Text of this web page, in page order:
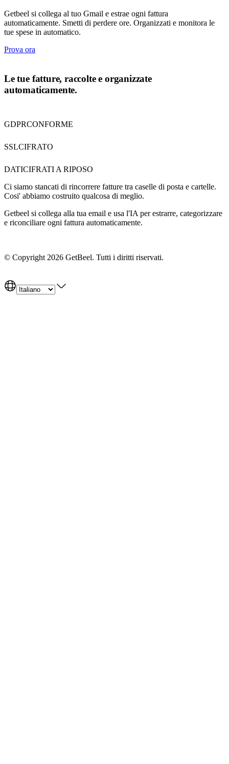
Getbeel si collega al tuo Gmail e estrae ogni fattura
automaticamente. Smetti di perdere ore. Organizzati e monitora le
tue spese in automatico.
Prova ora
Le tue fatture, raccolte e organizzate
automaticamente.
GDPRCONFORME
SSLCIFRATO
DATICIFRATI A RIPOSO
Ci siamo stancati di rincorrere fatture tra caselle di posta e cartelle.
Cosi' abbiamo costruito qualcosa di meglio.
Getbeel si collega alla tua email e usa l'IA per estrarre, categorizzare
e riconciliare ogni fattura automaticamente.
© Copyright 2026 GetBeel. Tutti i diritti riservati.